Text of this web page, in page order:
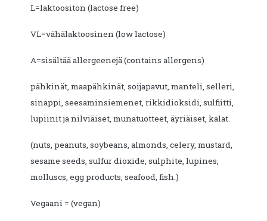
L=laktoositon (lactose free)
VL=vähälaktoosinen (low lactose)
A=sisältää allergeenejä (contains allergens)
pähkinät, maapähkinät, soijapavut, manteli, selleri,
sinappi, seesaminsiemenet, rikkidioksidi, sulfiitti,
lupiinit ja nilviäiset, munatuotteet, äyriäiset, kalat.
(nuts, peanuts, soybeans, almonds, celery, mustard,
sesame seeds, sulfur dioxide, sulphite, lupines,
molluscs, egg products, seafood, fish.)
Vegaani = (vegan)